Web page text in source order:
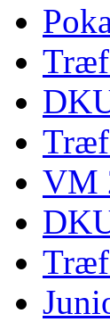
Træf
VM